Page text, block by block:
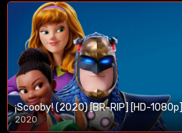
¡Scooby! (2020) [BR-RIP] [HD-1080p]
2020
1080p/720p